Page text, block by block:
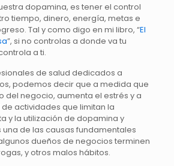
dopamina, es tener el control
tiempo, dinero, energía, metas e
Tal y como digo en mi libro, “El
”, si no controlas a donde va tu
a ti.
de salud dedicados a
podemos decir que a medida que
del negocio, aumenta el estrés y a
actividades que limitan la
y la utilización de dopamina y
una de las causas fundamentales
dueños de negocios terminen
y otros malos hábitos.